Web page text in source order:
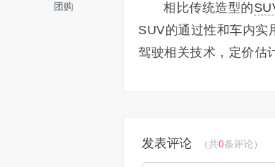
团购 相比传统造型的
SUV的通过性和车内实
驾驶相关技术，定价估
发表评论 （共0条评论）